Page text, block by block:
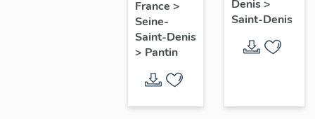
piscine
Alice-
Milliat
France >
Seine-
Saint-Denis
> Pantin
Denis>
Saint-Denis